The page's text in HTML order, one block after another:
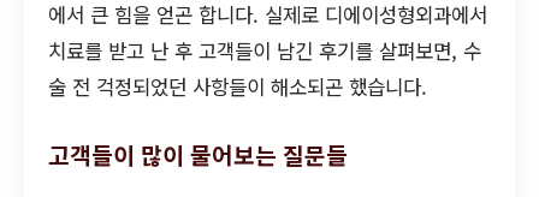
에서 큰 힘을 얻곤 합니다. 실제로 디에이성형외과에서
치료를 받고 난 후 고객들이 남긴 후기를 살펴보면, 수
술 전 걱정되었던 사항들이 해소되곤 했습니다.
고객들이 많이 물어보는 질문들